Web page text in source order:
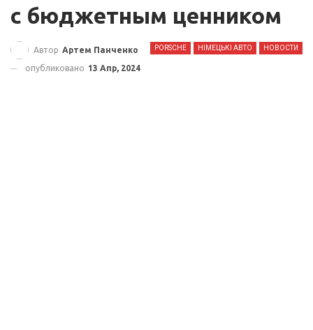
с бюджетным ценником
PORSCHE НІМЕЦЬКІ АВТО НОВОСТИ
Автор Артем Панченко
опубликовано 13 Апр, 2024